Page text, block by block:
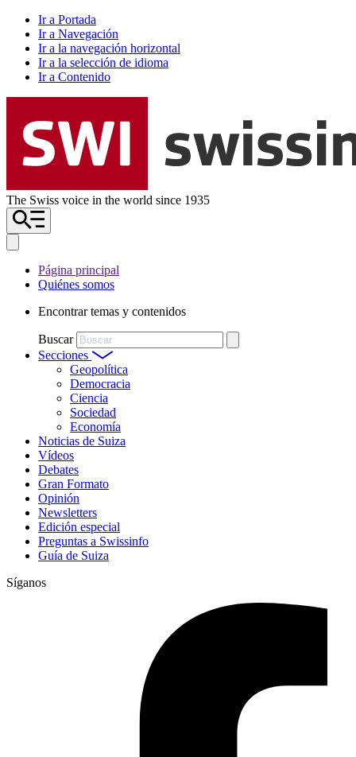
Ir a Portada
Ir a Navegación
Ir a la navegación horizontal
Ir a la selección de idioma
Ir a Contenido
The Swiss voice in the world since 1935
Página principal
Quiénes somos
Encontrar temas y contenidos
Buscar
Secciones
Geopolítica
Democracia
Ciencia
Sociedad
Economía
Noticias de Suiza
Vídeos
Debates
Gran Formato
Opinión
Newsletters
Edición especial
Preguntas a Swissinfo
Guía de Suiza
Síganos